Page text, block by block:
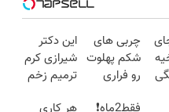
چربی های
شکم پهلوت
رو فراری
این دکتر
شیرازی کرم
ترمیم زخم